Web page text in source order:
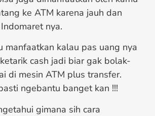
ke ATM karena jauh dan
nya.
manfaatkan kalau pas uang nya
cash jadi biar gak bolak-
di mesin ATM plus transfer.
ngebantu banget kan !!!
gimana sih cara